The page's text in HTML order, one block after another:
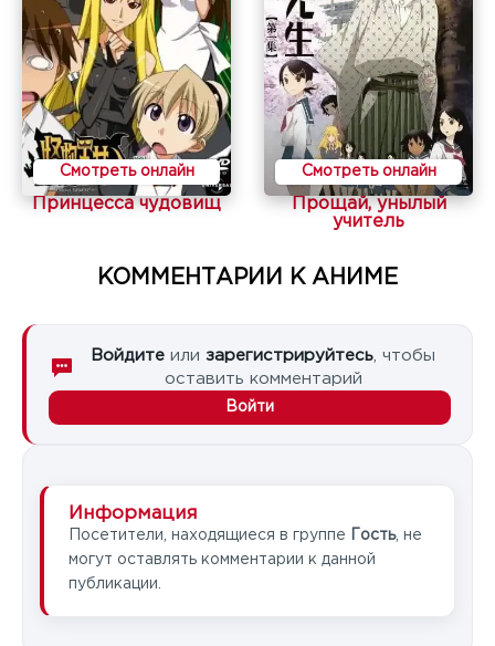
Смотреть онлайн
Принцесса чудовищ
Смотреть онлайн
Прощай, унылый
учитель
КОММЕНТАРИИ К АНИМЕ
Войдите или зарегистрируйтесь , чтобы
оставить комментарий
Войти
Информация
Посетители, находящиеся в группе Гость, не
могут оставлять комментарии к данной
публикации.